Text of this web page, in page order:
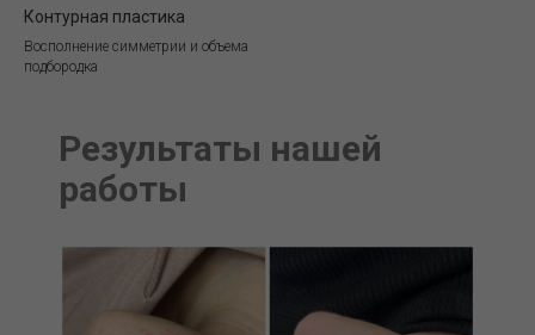
Контурная пластика
Восполнение симметрии и объема
подбородка
Результаты нашей
работы